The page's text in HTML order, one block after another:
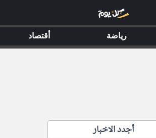
أجدد الاخبار
رياضة أقتصاد